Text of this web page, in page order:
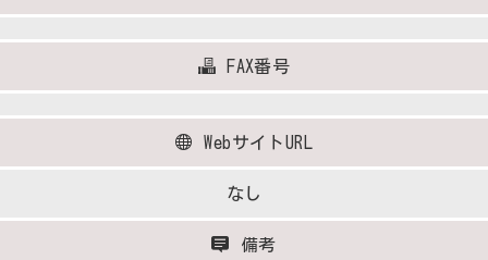
FAX番号
WebサイトURL
なし
備考